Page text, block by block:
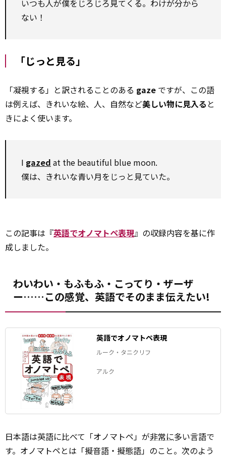
いつも人が僕をじろじろ見てくる。わけが分から
ない！
「じっと見る」
「凝視する」と訳されることのある gaze ですが、この語
は例えば、きれいな絵、人、自然など美しい物に見入る と
きによく使います。
I gazed at the beautiful blue moon.
僕は、きれいな青い月をじっと見ていた。
この記事は『英語でオノマトペ表現』の収録内容を基に作
成しました。
わいわい・もふもふ・こってり・ザーザ
ー……この感覚、英語でそのまま伝えたい!
英語でオノマトペ表現
ルーク・タニクリフ
アルク
日本語は英語に比べて「オノマトペ」が非常に多い言語で
す。オノマトペとは「擬音語・擬態語」のこと。次のよう